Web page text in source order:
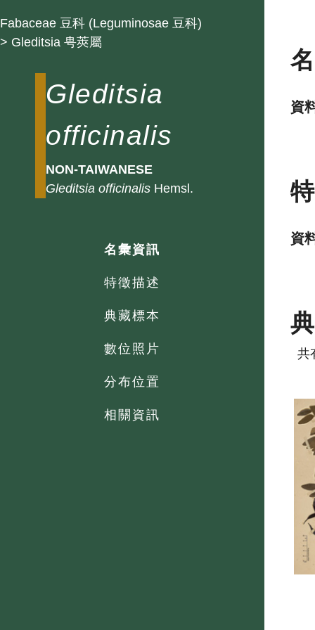
Fabaceae 豆科 (Leguminosae 豆科)
> Gleditsia 甹莢屬
Gleditsia
officinalis
NON-TAIWANESE
Gleditsia officinalis Hemsl.
名彙資訊
特徵描述
典藏標本
數位照片
分布位置
相關資訊
資
資
共